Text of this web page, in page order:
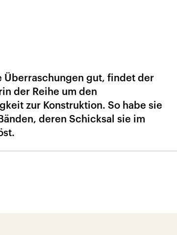
Überraschungen gut, findet der
der Reihe um den
zur Konstruktion. So habe sie
deren Schicksal sie im